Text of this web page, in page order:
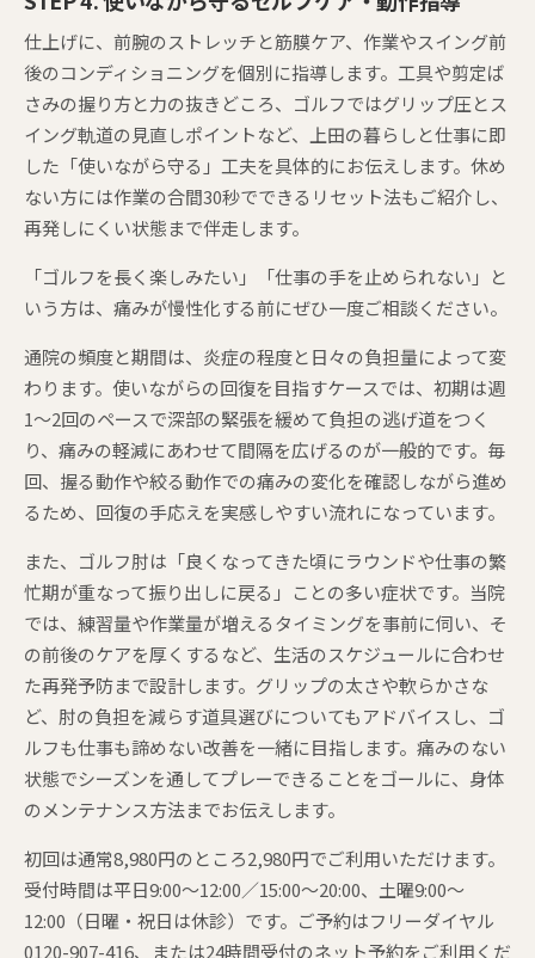
仕上げに、前腕のストレッチと筋膜ケア、作業やスイング前
後のコンディショニングを個別に指導します。工具や剪定ば
さみの握り方と力の抜きどころ、ゴルフではグリップ圧とス
イング軌道の見直しポイントなど、上田の暮らしと仕事に即
した「使いながら守る」工夫を具体的にお伝えします。休め
ない方には作業の合間30秒でできるリセット法もご紹介し、
再発しにくい状態まで伴走します。
「ゴルフを長く楽しみたい」「仕事の手を止められない」と
いう方は、痛みが慢性化する前にぜひ一度ご相談ください。
通院の頻度と期間は、炎症の程度と日々の負担量によって変
わります。使いながらの回復を目指すケースでは、初期は週
1〜2回のペースで深部の緊張を緩めて負担の逃げ道をつく
り、痛みの軽減にあわせて間隔を広げるのが一般的です。毎
回、握る動作や絞る動作での痛みの変化を確認しながら進め
るため、回復の手応えを実感しやすい流れになっています。
また、ゴルフ肘は「良くなってきた頃にラウンドや仕事の繁
忙期が重なって振り出しに戻る」ことの多い症状です。当院
では、練習量や作業量が増えるタイミングを事前に伺い、そ
の前後のケアを厚くするなど、生活のスケジュールに合わせ
た再発予防まで設計します。グリップの太さや軟らかさな
ど、肘の負担を減らす道具選びについてもアドバイスし、ゴ
ルフも仕事も諦めない改善を一緒に目指します。痛みのない
状態でシーズンを通してプレーできることをゴールに、身体
のメンテナンス方法までお伝えします。
初回は通常8,980円のところ2,980円でご利用いただけます。
受付時間は平日9:00〜12:00／15:00〜20:00、土曜9:00〜
12:00（日曜・祝日は休診）です。ご予約はフリーダイヤル
0120-907-416、または24時間受付のネット予約をご利用くだ